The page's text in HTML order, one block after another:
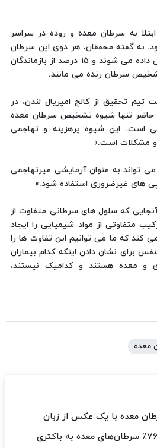
مورد ابتلا به سرطان معده و روده در سراسر
به گفته محققان، هر دوی این سرطان
ها در مرحله پایانی تشخیص داده می شوند و ۱۵ درصد از بازماندگان
تیم تحقیق از کالج امپریال لندن، در
حاضر تنها شیوه تشخیص سرطان معده
است. این شیوه پرهزینه و تهاجمی
مشکلات است.»
تواند به عنوان آزمایشی غیرتهاجمی
های غیرضروری استفاده شود.»
آنجایی که سلول های سرطانی متفاوت از
متفاوتی از مواد شیمیایی را ایجاد
کند که ما می توانیم این تفاوت ها را
برای نشان دادن اینکه کدام بیماران
و معده هستند و کدامیک نیستند،
معده
معده با یک عکس از زبان
قاتل پنهان در معده؛ ۷۶٪ سرطان‌های معده به باکتری